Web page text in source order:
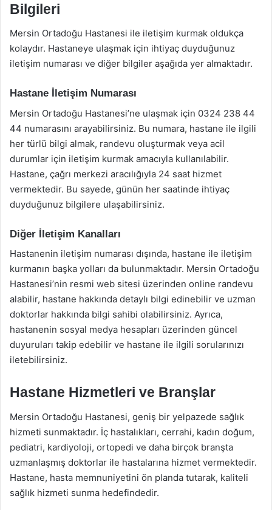
Bilgileri
Mersin Ortadoğu Hastanesi ile iletişim kurmak oldukça
kolaydır. Hastaneye ulaşmak için ihtiyaç duyduğunuz
iletişim numarası ve diğer bilgiler aşağıda yer almaktadır.
Hastane İletişim Numarası
Mersin Ortadoğu Hastanesi’ne ulaşmak için 0324 238 44
44 numarasını arayabilirsiniz. Bu numara, hastane ile ilgili
her türlü bilgi almak, randevu oluşturmak veya acil
durumlar için iletişim kurmak amacıyla kullanılabilir.
Hastane, çağrı merkezi aracılığıyla 24 saat hizmet
vermektedir. Bu sayede, günün her saatinde ihtiyaç
duyduğunuz bilgilere ulaşabilirsiniz.
Diğer İletişim Kanalları
Hastanenin iletişim numarası dışında, hastane ile iletişim
kurmanın başka yolları da bulunmaktadır. Mersin Ortadoğu
Hastanesi’nin resmi web sitesi üzerinden online randevu
alabilir, hastane hakkında detaylı bilgi edinebilir ve uzman
doktorlar hakkında bilgi sahibi olabilirsiniz. Ayrıca,
hastanenin sosyal medya hesapları üzerinden güncel
duyuruları takip edebilir ve hastane ile ilgili sorularınızı
iletebilirsiniz.
Hastane Hizmetleri ve Branşlar
Mersin Ortadoğu Hastanesi, geniş bir yelpazede sağlık
hizmeti sunmaktadır. İç hastalıkları, cerrahi, kadın doğum,
pediatri, kardiyoloji, ortopedi ve daha birçok branşta
uzmanlaşmış doktorlar ile hastalarına hizmet vermektedir.
Hastane, hasta memnuniyetini ön planda tutarak, kaliteli
sağlık hizmeti sunma hedefindedir.